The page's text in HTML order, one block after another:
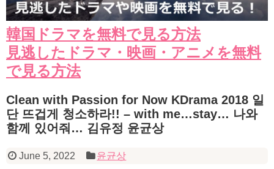
韓国ドラマを無料で見る方法
見逃したドラマ・映画・アニメを無料
で見る方法
Clean with Passion for Now KDrama 2018 일
단 뜨겁게 청소하라!! – with me…stay… 나와
함께 있어줘… 김유정 윤균상
June 5, 2022 윤균상